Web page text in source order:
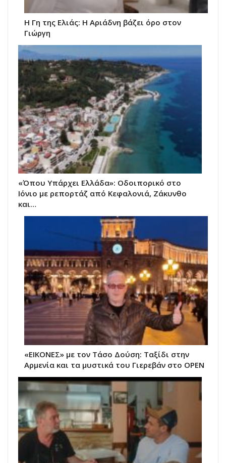
Η Γη της Ελιάς: Η Αριάδνη βάζει όρο στον
Γιώργη
«Όπου Υπάρχει Ελλάδα»: Οδοιπορικό στο
Ιόνιο με ρεπορτάζ από Κεφαλονιά, Ζάκυνθο
και…
«ΕΙΚΟΝΕΣ» με τον Τάσο Δούση: Ταξίδι στην
Αρμενία και τα μυστικά του Γιερεβάν στο OPEN